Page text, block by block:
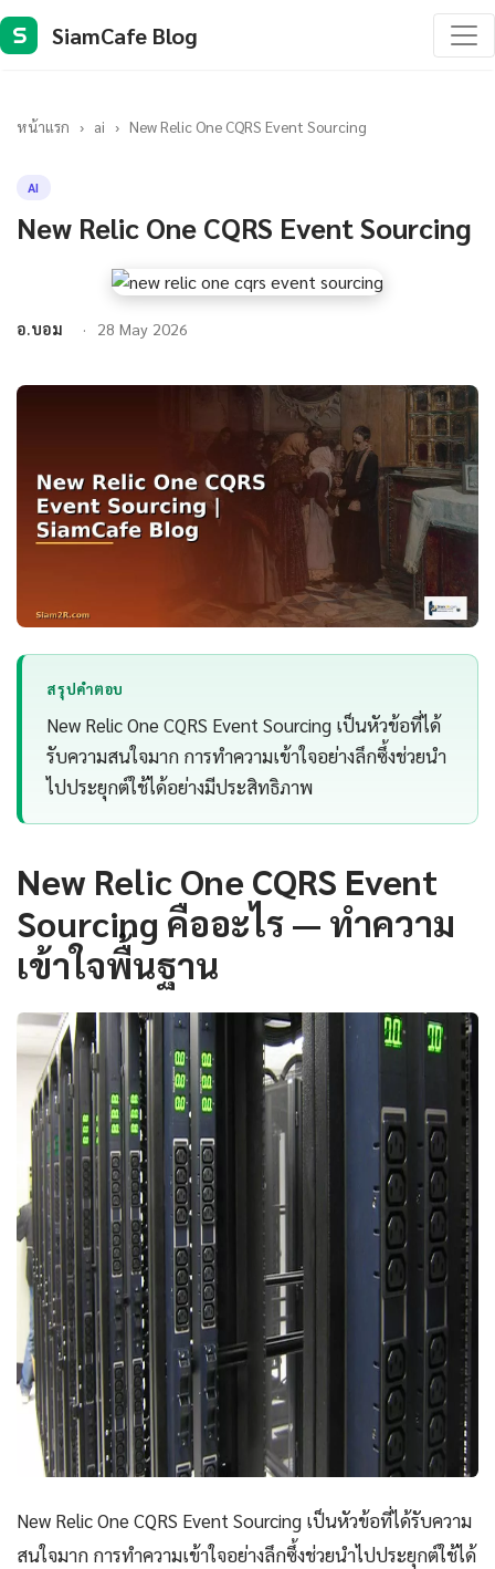
S SiamCafe Blog
หน้าแรก › ai › New Relic One CQRS Event Sourcing
AI
New Relic One CQRS Event Sourcing
อ.บอม 28 May 2026
สรุปคำตอบ
New Relic One CQRS Event Sourcing เป็นหัวข้อที่ได้
รับความสนใจมาก การทำความเข้าใจอย่างลึกซึ้งช่วยนำ
ไปประยุกต์ใช้ได้อย่างมีประสิทธิภาพ
New Relic One CQRS Event
Sourcing คืออะไร — ทำความ
เข้าใจพื้นฐาน
New Relic One CQRS Event Sourcing เป็นหัวข้อที่ได้รับความ
สนใจมาก การทำความเข้าใจอย่างลึกซึ้งช่วยนำไปประยุกต์ใช้ได้